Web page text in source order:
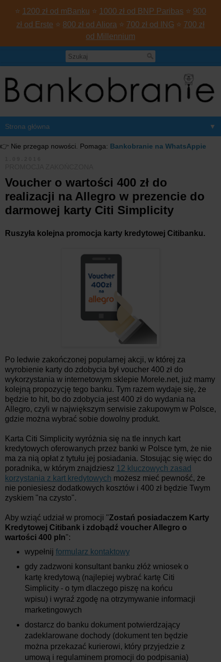
⭐ 1200 zł od mBanku ⭐ 1000 zł od BNP Paribas ⭐ 900
zł od Erste ⭐ 800 zł od Aliora ⭐ 700 zł od ING ⭐ 700 zł
od Millennium
▼
👉 Nie przegap nowości. Pomaga: Bankobranie na WhatsAppie
Voucher o wartości 400 zł do
realizacji na Allegro w prezencie do
darmowej karty Citi Simplicity
Ruszyła kolejna promocja karty kredytowej Citibanku.
Po ledwie zakończonej popularnej akcji, w której za
wyrobienie karty do zdobycia był voucher 400 zł do
wykorzystania w internetowym sklepie Morele.net, już mamy
kolejną propozycję tego banku. Tym razem wydaje się, że
będzie to hit, bo do zdobycia jest 400 zł do wydania na
Allegro, czyli w największym serwisie zakupowym w Polsce,
gdzie można wybrać sobie dowolny produkt.
Karta Citi Simplicity wyróżnia się na tle innych kart
kredytowych oferowanych przez banki w Polsce tym, że nie
ma za nią opłat z tytułu jej posiadania. Stosując się więc do
poradnika, w którym znajdziesz 12 kluczowych zasad
korzystania z kart kredytowych możesz mieć pewność, że
nie poniesiesz dodatkowych kosztów i 400 zł będzie Twym
zyskiem "na czysto".
Aby wziąć udział w promocji "Zostań posiadaczem Karty
Kredytowej Citibank i zdobądź voucher Allegro o
wartości 400 pln":
wypełnij formularz kontaktowy
gdy zadzwoni konsultant banku złóż wniosek o
kartę kredytową (najlepiej wybrać kartę Citi
Simplicity - o tym dlaczego piszę na końcu
wpisu) i wyraź zgodę na otrzymywanie informacji
marketingowych
dostarcz do banku dokument potwierdzający
zadeklarowane dochody (dokument ten będzie
można przekazać kurierowi, który przyjedzie z
umową i regulaminem promocji do podpisania)